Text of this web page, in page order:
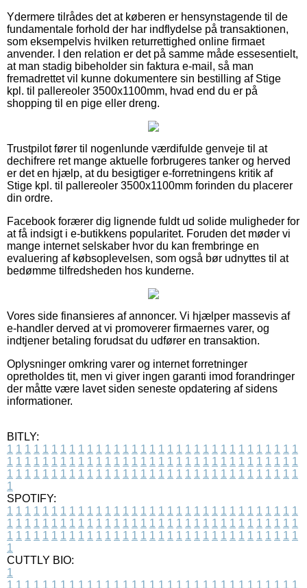
Ydermere tilrådes det at køberen er hensynstagende til de
fundamentale forhold der har indflydelse på transaktionen,
som eksempelvis hvilken returrettighed online firmaet
anvender. I den relation er det på samme måde essesentielt,
at man stadig bibeholder sin faktura e-mail, så man
fremadrettet vil kunne dokumentere sin bestilling af Stige
kpl. til pallereoler 3500x1100mm, hvad end du er på
shopping til en pige eller dreng.
Trustpilot fører til nogenlunde værdifulde genveje til at
dechifrere ret mange aktuelle forbrugeres tanker og herved
er det en hjælp, at du besigtiger e-forretningens kritik af
Stige kpl. til pallereoler 3500x1100mm forinden du placerer
din ordre.
Facebook forærer dig lignende fuldt ud solide muligheder for
at få indsigt i e-butikkens popularitet. Foruden det møder vi
mange internet selskaber hvor du kan frembringe en
evaluering af købsoplevelsen, som også bør udnyttes til at
bedømme tilfredsheden hos kunderne.
Vores side finansieres af annoncer. Vi hjælper massevis af
e-handler derved at vi promoverer firmaernes varer, og
indtjener betaling forudsat du udfører en transaktion.
Oplysninger omkring varer og internet forretninger
opretholdes tit, men vi giver ingen garanti imod forandringer
der måtte være lavet siden seneste opdatering af sidens
informationer.
BITLY:
1 1 1 1 1 1 1 1 1 1 1 1 1 1 1 1 1 1 1 1 1 1 1 1 1 1 1 1 1 1 1 1 1
1 1 1 1 1 1 1 1 1 1 1 1 1 1 1 1 1 1 1 1 1 1 1 1 1 1 1 1 1 1 1 1 1
1 1 1 1 1 1 1 1 1 1 1 1 1 1 1 1 1 1 1 1 1 1 1 1 1 1 1 1 1 1 1 1 1
1
SPOTIFY:
1 1 1 1 1 1 1 1 1 1 1 1 1 1 1 1 1 1 1 1 1 1 1 1 1 1 1 1 1 1 1 1 1
1 1 1 1 1 1 1 1 1 1 1 1 1 1 1 1 1 1 1 1 1 1 1 1 1 1 1 1 1 1 1 1 1
1 1 1 1 1 1 1 1 1 1 1 1 1 1 1 1 1 1 1 1 1 1 1 1 1 1 1 1 1 1 1 1 1
1
CUTTLY BIO:
1
1 1 1 1 1 1 1 1 1 1 1 1 1 1 1 1 1 1 1 1 1 1 1 1 1 1 1 1 1 1 1 1 1